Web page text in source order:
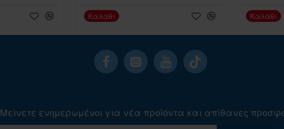
Καλάθι Καλάθι
Μείνετε ενημερωμένοι για νέα προϊόντα και απίθανες